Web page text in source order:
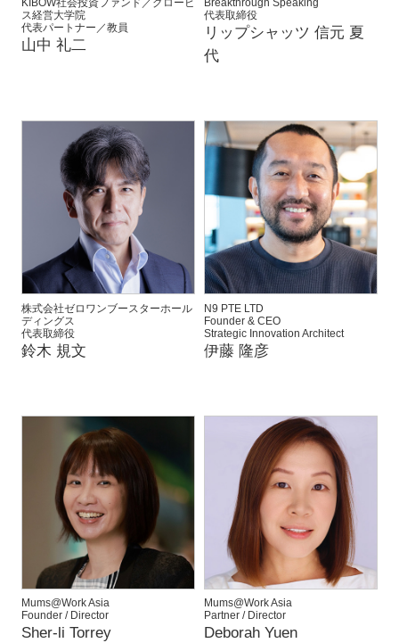
KIBOW社会投資ファンド／グロービ
ス経営大学院
代表パートナー／教員
山中 礼二
Breakthrough Speaking
代表取締役
リップシャッツ 信元 夏
代
株式会社ゼロワンブースターホール
ディングス
代表取締役
鈴木 規文
N9 PTE LTD
Founder & CEO
Strategic Innovation Architect
伊藤 隆彦
Mums@Work Asia
Founder / Director
Sher-li Torrey
Mums@Work Asia
Partner / Director
Deborah Yuen